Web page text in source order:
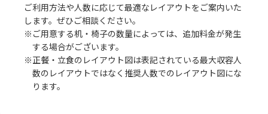
ご利用方法や人数に応じて最適なレイアウトをご案内いた
します。ぜひご相談ください。
※ご用意する机・椅子の数量によっては、追加料金が発生
する場合がございます。
※正餐・立食のレイアウト図は表記されている最大収容人
数のレイアウトではなく推奨人数でのレイアウト図にな
ります。